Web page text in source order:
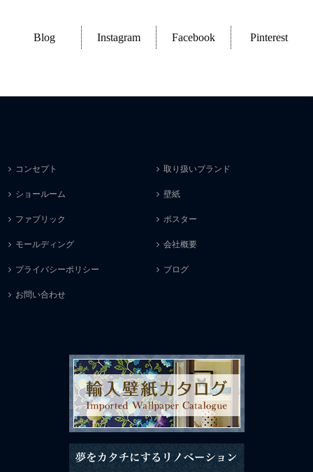
Blog Instagram Facebook Pinterest
コンセプト 取り扱いブランド
ショールーム 壁紙
ファブリック ポスター
モールディング 会社概要
プライバシーポリシー ブログ
お問い合わせ